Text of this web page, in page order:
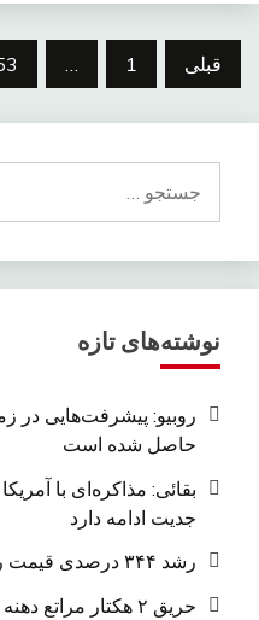
راهبری
قبلی 1
…
برای:
نوشته‌های تازه
روبیو: پیشرفت‌هایی در
حاصل شده است
بقائی: مذاکره‌ای با
جدیت ادامه دارد
رشد ۳۴۴ درصدی قیمت روغن/ لبنیات چقدر گران شد؟
حریق ۲ هکتار